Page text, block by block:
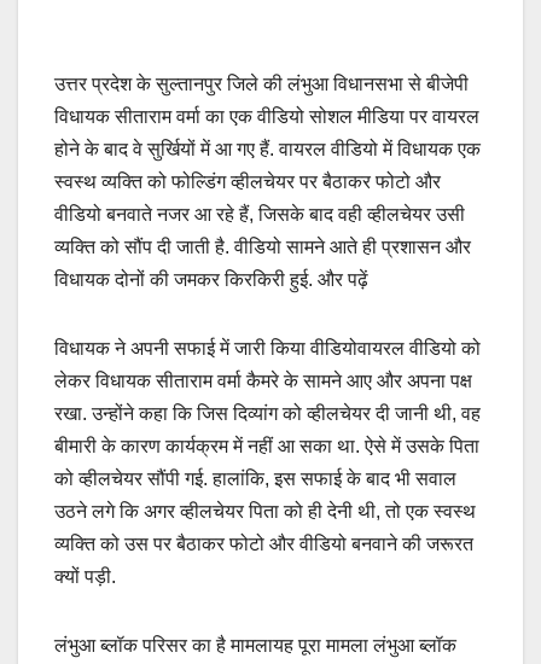
उत्तर प्रदेश के सुल्तानपुर जिले की लंभुआ विधानसभा से बीजेपी
विधायक सीताराम वर्मा का एक वीडियो सोशल मीडिया पर वायरल
होने के बाद वे सुर्खियों में आ गए हैं. वायरल वीडियो में विधायक एक
स्वस्थ व्यक्ति को फोल्डिंग व्हीलचेयर पर बैठाकर फोटो और
वीडियो बनवाते नजर आ रहे हैं, जिसके बाद वही व्हीलचेयर उसी
व्यक्ति को सौंप दी जाती है. वीडियो सामने आते ही प्रशासन और
विधायक दोनों की जमकर किरकिरी हुई. और पढ़ें
विधायक ने अपनी सफाई में जारी किया वीडियोवायरल वीडियो को
लेकर विधायक सीताराम वर्मा कैमरे के सामने आए और अपना पक्ष
रखा. उन्होंने कहा कि जिस दिव्यांग को व्हीलचेयर दी जानी थी, वह
बीमारी के कारण कार्यक्रम में नहीं आ सका था. ऐसे में उसके पिता
को व्हीलचेयर सौंपी गई. हालांकि, इस सफाई के बाद भी सवाल
उठने लगे कि अगर व्हीलचेयर पिता को ही देनी थी, तो एक स्वस्थ
व्यक्ति को उस पर बैठाकर फोटो और वीडियो बनवाने की जरूरत
क्यों पड़ी.
लंभुआ ब्लॉक परिसर का है मामलायह पूरा मामला लंभुआ ब्लॉक